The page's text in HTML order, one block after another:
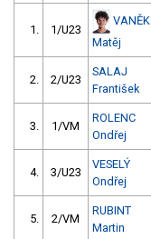
1. 1/U23
VANĚK
Matěj
2. 2/U23
SALAJ
František
3. 1/VM
ROLENC
Ondřej
4. 3/U23
VESELÝ
Ondřej
5. 2/VM
RUBINT
Martin